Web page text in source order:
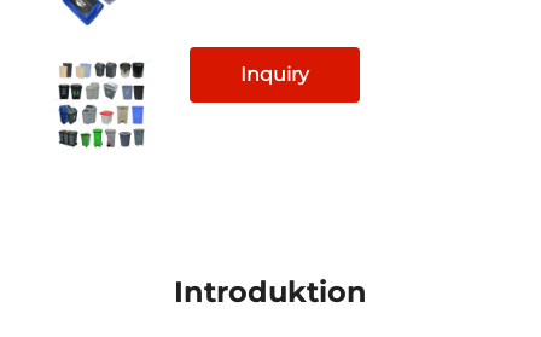
Inquiry
Introduktion